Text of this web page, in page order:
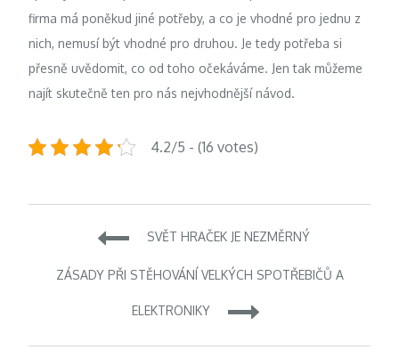
firma má poněkud jiné potřeby, a co je vhodné pro jednu z
nich, nemusí být vhodné pro druhou. Je tedy potřeba si
přesně uvědomit, co od toho očekáváme. Jen tak můžeme
najít skutečně ten pro nás nejvhodnější návod.
4.2/5 - (16 votes)
Navigace
pro
SVĚT HRAČEK JE NEZMĚRNÝ
ZÁSADY PŘI STĚHOVÁNÍ VELKÝCH SPOTŘEBIČŮ A
ELEKTRONIKY